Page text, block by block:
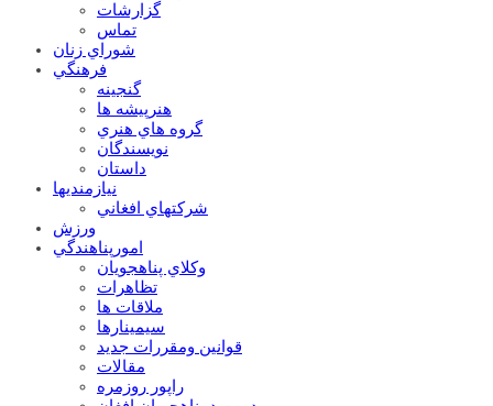
گزارشات
تماس
شوراي زنان
فرهنگي
گنجينه
هنرپيشه ها
گروه هاي هنري
نويسندگان
داستان
نيازمنديها
شرکتهاي افغاني
ورزش
امورپناهندگي
وکلاي پناهجويان
تظاهرات
ملاقات ها
سيمينارها
قوانين ومقررات جديد
مقالات
راپور روزمره